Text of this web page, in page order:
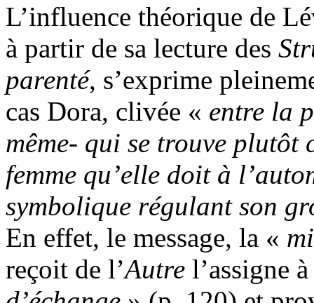
L’influence théorique de
à partir de sa lecture des
parenté, s’exprime
cas Dora, clivée « entre la p
même- qui se trouve plutôt
femme qu’elle doit à l’auto
symbolique régulant son
En effet, le message, la « m
reçoit de l’Autre l’assigne